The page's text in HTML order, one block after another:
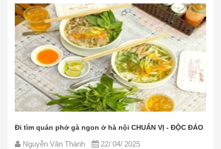
ở hà nội CHUẨN VỊ - ĐỘC ĐÁO
22/ 04/ 2025
Các nguyên liệu nấu phở
CHUẨN